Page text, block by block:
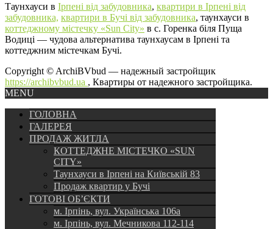
Таунхауси в Ірпені від забудовника, квартири в Ірпені від
забудовника, квартири в Бучі від забудовника, таунхауси в
коттеджному містечку «Sun City» в с. Горенка біля Пуща
Водиці — чудова альтернатива таунхаусам в Ірпені та
коттеджним містечкам Бучі.
Copyright © ArchiBVbud — надежный застройщик
https://archibvbud.ua , Квартиры от надежного застройщика.
MENU
ГОЛОВНА
ГАЛЕРЕЯ
ПРОДАЖ ЖИТЛА
КОТТЕДЖНЕ МІСТЕЧКО «SUN
CITY»
Таунхауси в Ірпені на Київській 83
Продаж квартир у Бучі
ГОТОВІ ОБ’ЄКТИ
м. Ірпінь, вул. Українська 106а
м. Ірпінь, вул. Мечникова 112-114